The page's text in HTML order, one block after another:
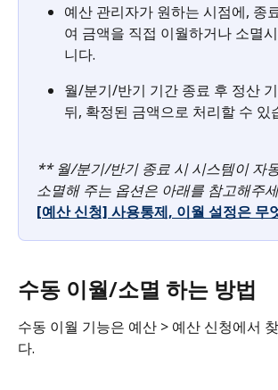
예산 관리자가 원하는 시점에, 종
여 금액을 직접 이월하거나 소멸
니다.
월/분기/반기 기간 종료 후 정산
뒤, 확정된 금액으로 처리할 수 있
** 월/분기/반기 종료 시 시스템이 자
소멸해 주는 옵션은 아래를 참고해주
[예산 신청] 사용통제, 이월 설정은 무
수동 이월/소멸 하는 방법
수동 이월 기능은 예산 > 예산 신청에서
다.